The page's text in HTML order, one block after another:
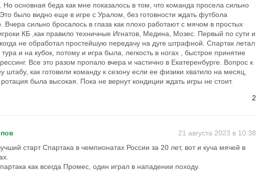
Но основная беда как мне показалось в том, что команда просела сильно
было видно еще в игре с Уралом, без готовности ждать футбола
Вчера сильно бросалось в глаза как плохо работают с мячом в простых
КБ ,как правило техничные Игнатов, Медина, Мозес. Первый по сути и
не обработал простейшую передачу на дуге штрафной. Cпартак летал
и на кубок, потому и игра была, легкость в ногах , быстрое принятие
Все это разом пропало вчера и частично в Екатеренбурге. Вопрос к
штабу, как готовили команду к сезону если ее физики хватило на месяц,
была высокая. Пока не вернут кондиции ждать игры не стоит.
2
21 августа 2023 в 10:38
старт Спартака в чемпионатах России за 20 лет, вот и куча мячей в
как всегда Промес, один играл в нападении походу.